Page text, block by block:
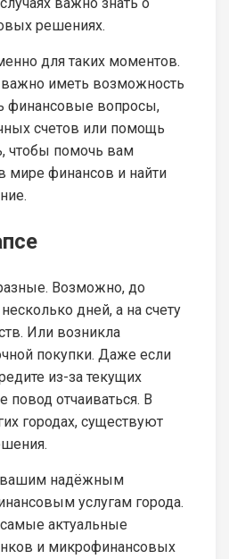
решениях.
для таких моментов.
иметь возможность
финансовые вопросы,
счетов или помощь
чтобы помочь вам
мире финансов и найти
Возможно, до
дней, а на счету
Или возникла
покупки. Даже если
из-за текущих
повод отчаиваться. В
городах, существуют
вашим надёжным
услугам города.
актуальные
и микрофинансовых